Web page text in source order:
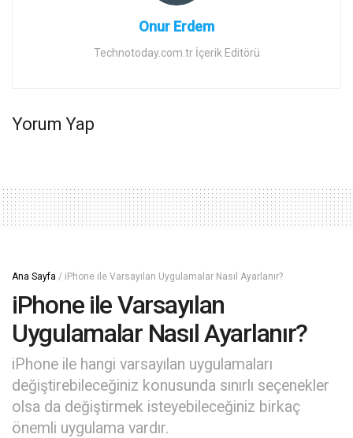
Onur Erdem
Technotoday.com.tr İçerik Editörü
Yorum Yap
Ana Sayfa / iPhone ile Varsayılan Uygulamalar Nasıl Ayarlanır?
iPhone ile Varsayılan
Uygulamalar Nasıl Ayarlanır?
iPhone ile hangi varsayılan uygulamaları
değiştirebileceğiniz konusunda sınırlı seçenekler
olsa da değiştirmek isteyebileceğiniz birkaç
önemli uygulama vardır.